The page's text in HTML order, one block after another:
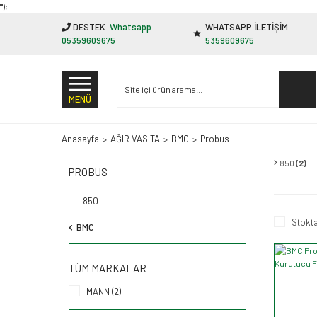
"');
DESTEK Whatsapp
05359609675
WHATSAPP İLETİŞİM
5359609675
MENÜ
Anasayfa AĞIR VASITA BMC Probus
PROBUS
850
BMC
TÜM MARKALAR
MANN (2)
850 (2)